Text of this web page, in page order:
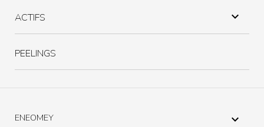
ACTIFS 
PEELINGS
ENEOMEY 